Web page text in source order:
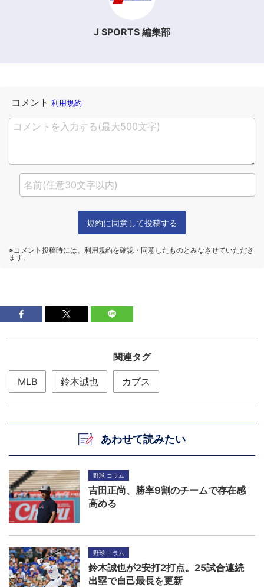
J SPORTS 編集部
関連タグ
MLB 鈴木誠也 カブス
あわせて読みたい
野球 コラム
吉田正尚、勝率9割のチームで存在感
高める
野球 コラム
鈴木誠也が2安打2打点。25試合連続
出塁で自己最長を更新